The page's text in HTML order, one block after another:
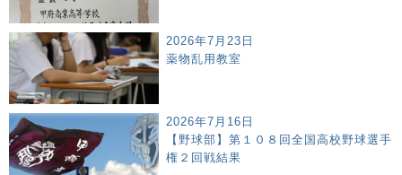
2026年7月23日
薬物乱用教室
2026年7月16日
【野球部】第１０８回全国高校野球選手
権２回戦結果